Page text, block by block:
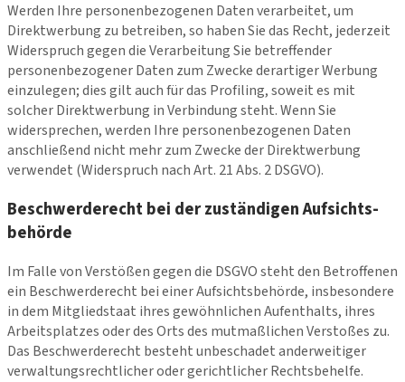
Werden Ihre personenbezogenen Daten verarbeitet, um
Direktwerbung zu betreiben, so haben Sie das Recht, jederzeit
Widerspruch gegen die Verarbeitung Sie betreffender
personenbezogener Daten zum Zwecke derartiger Werbung
einzulegen; dies gilt auch für das Profiling, soweit es mit
solcher Direktwerbung in Verbindung steht. Wenn Sie
widersprechen, werden Ihre personenbezogenen Daten
anschließend nicht mehr zum Zwecke der Direktwerbung
verwendet (Widerspruch nach Art. 21 Abs. 2 DSGVO).
Beschwerde­recht bei der zuständigen Aufsichts­
behörde
Im Falle von Verstößen gegen die DSGVO steht den Betroffenen
ein Beschwerderecht bei einer Aufsichtsbehörde, insbesondere
in dem Mitgliedstaat ihres gewöhnlichen Aufenthalts, ihres
Arbeitsplatzes oder des Orts des mutmaßlichen Verstoßes zu.
Das Beschwerderecht besteht unbeschadet anderweitiger
verwaltungsrechtlicher oder gerichtlicher Rechtsbehelfe.